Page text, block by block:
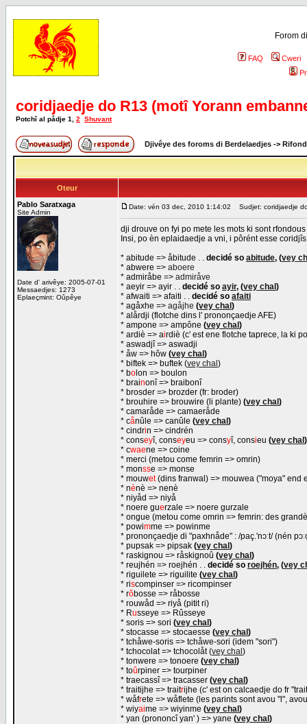
Forom
FAQ
Cweri
coridjaedje do R13 (motî Yorann
Potchî al pådje 1 2 Shuvant
Djivêye des foroms di Berdelaedjes ->
Oteur
Pablo Saratxaga
Site Admin
Date d' arivêye: 2005-07-01
Messaedjes: 1273
Eplaeçmint: Oûpêye
Date: vén 03 dec, 2010 1:14:02 Sudjet: coridjaedje
dji drouve on fyi po mete les mots ki sont
Insi, po èn eplaidaedje a vni, i pôrént esse
* abitude => åbitude . . decidé so abitude, (vey
* abwere => aboere
* admiråbe => admiråve
* aeyir => ayir . . decidé so ayir, (vey chal )
* afwaiti => afaiti . . decidé so afaiti
* agåxhe => agåjhe (vey chal )
* alårdji (flotche dins l' prononçaedje AFE)
* ampone => ampône (vey chal )
* ardiè => airdiè (c' est ene flotche taprece, la ki
* aswadjî => aswadji
* åw => hôw (vey chal )
* biftek => buftek (vey chal )
* bo lon => boulon
* brainonî => braibonî
* brosder => brozder (fr: broder)
* brouhire => brouwire (li plante) (vey chal )
* camaråde => camaeråde
* cånûle => canûle (vey chal )
* cindrin => cindrén
* conseyî, conseyeu => consyî, consieu (vey chal )
* cwaene => coine
* merci (metou come femrin => omrin)
* monsse => monse
* mouwet(dins franwal) => mouwea ("moya" end
* nènè => nenè
* niyåd => niyå
* noere guerzale => noere gurzale
* ongue (metou come omrin => femrin: des
* powimme => powinme
* prononçaedje di "paxhnåde" : /paç.'nɔːt/ (nén
* pupsak => pipsak (vey chal )
* raskignou => råskignoû (vey chal )
* reujhén => roejhén . . decidé so roejhén, (vey
* riguilete => riguilite (vey chal )
* riscompinser => ricompinser
* rôbosse => råbosse
* rouwåd => riyå (pitit ri)
* Russeye => Rûsseye
* soris => sori (vey chal )
* stocasse => stocaesse (vey chal )
* tchåwe-soris => tchåwe-sori (idem "sori")
* tchocolat => tchocolåt (vey chal )
* tonwere => tonoere (vey chal )
* toûrpiner => tourpiner
* traecassî => tracasser (vey chal )
* traitijhe => traitrijhe (c' est on calcaedje do fr "trait
* wåfrete => wåflete (les parints sont avou "l",
* wiyaime => wiyinme (vey chal )
* yan (prononcî yan' ) => yane (vey chal )